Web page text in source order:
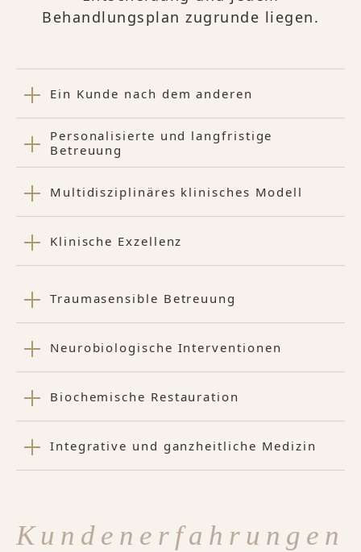
Behandlungsplan zugrunde liegen.
Ein Kunde nach dem anderen
Personalisierte und langfristige
Betreuung
Multidisziplinäres klinisches Modell
Klinische Exzellenz
Traumasensible Betreuung
Neurobiologische Interventionen
Biochemische Restauration
Integrative und ganzheitliche Medizin
Kundenerfahrungen